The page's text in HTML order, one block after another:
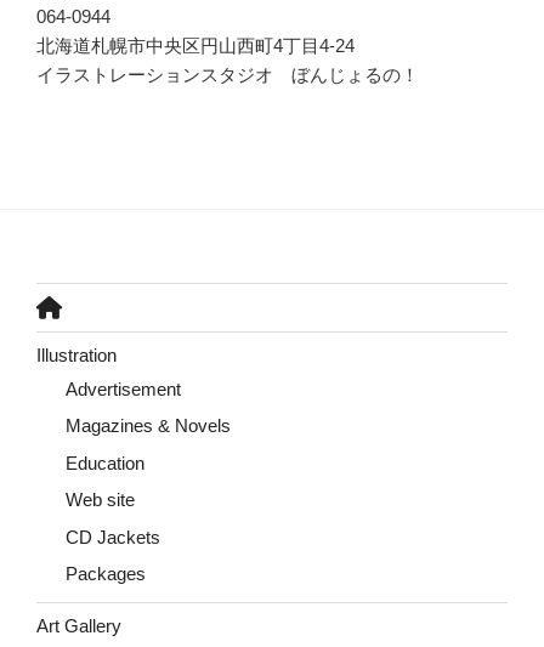
064-0944
北海道札幌市中央区円山西町4丁目4-24
イラストレーションスタジオ ぼんじょるの！
Illustration
Advertisement
Magazines & Novels
Education
Web site
CD Jackets
Packages
Art Gallery